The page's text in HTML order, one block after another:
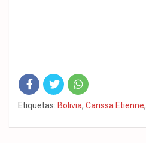
Fac
eb
Twit
ter
Wha
tsA
Etiquetas: Bolivia, Carissa Etienne,